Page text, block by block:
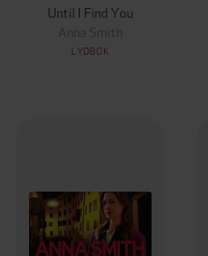
Until I Find You
Anna Smith
LYDBOK